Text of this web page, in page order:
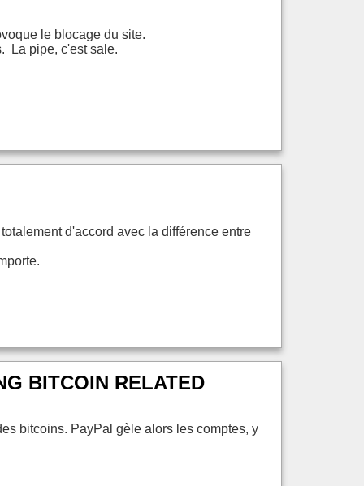
le blocage du site.
La pipe, c'est sale.
d'accord avec la différence entre
BITCOIN RELATED
bitcoins. PayPal gèle alors les comptes, y